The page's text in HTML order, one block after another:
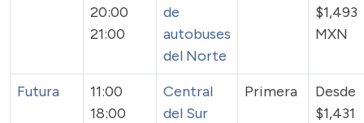
20:00
21:00
de
autobuses
del Norte
$1,493
MXN
Futura
11:00
18:00
Central
del Sur
Primera
Desde
$1,431